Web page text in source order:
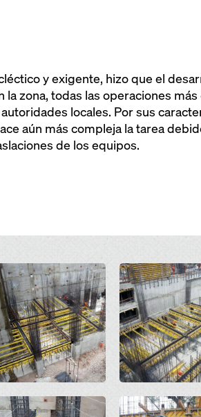
y exigente, hizo que el
zona, todas las operaciones
locales. Por sus
aún más compleja la tarea
de los equipos.
Open
Open